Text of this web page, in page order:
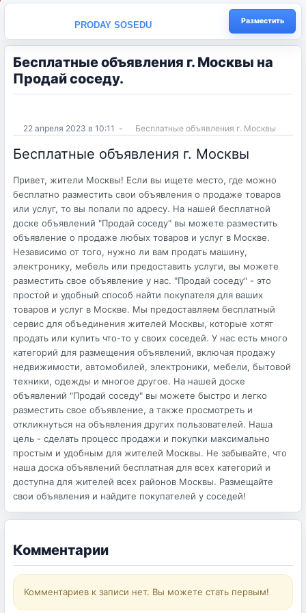
PRODAY SOSEDU Разместить
Бесплатные объявления г. Москвы на
Продай соседу.
22 апреля 2023 в 10:11 - Бесплатные объявления г. Москвы
Бесплатные объявления г. Москвы
Привет, жители Москвы! Если вы ищете место, где можно
бесплатно разместить свои объявления о продаже товаров
или услуг, то вы попали по адресу. На нашей бесплатной
доске объявлений "Продай соседу" вы можете разместить
объявление о продаже любых товаров и услуг в Москве.
Независимо от того, нужно ли вам продать машину,
электронику, мебель или предоставить услуги, вы можете
разместить свое объявление у нас. "Продай соседу" - это
простой и удобный способ найти покупателя для ваших
товаров и услуг в Москве. Мы предоставляем бесплатный
сервис для объединения жителей Москвы, которые хотят
продать или купить что-то у своих соседей. У нас есть много
категорий для размещения объявлений, включая продажу
недвижимости, автомобилей, электроники, мебели, бытовой
техники, одежды и многое другое. На нашей доске
объявлений "Продай соседу" вы можете быстро и легко
разместить свое объявление, а также просмотреть и
откликнуться на объявления других пользователей. Наша
цель - сделать процесс продажи и покупки максимально
простым и удобным для жителей Москвы. Не забывайте, что
наша доска объявлений бесплатная для всех категорий и
доступна для жителей всех районов Москвы. Размещайте
свои объявления и найдите покупателей у соседей!
Комментарии
Комментариев к записи нет. Вы можете стать первым!